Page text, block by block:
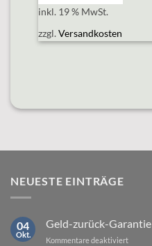
inkl. 19 % MwSt.
zzgl.Versandkosten
NEUESTE EINTRÄGE
04
Okt.
Geld-zurück-Garantie
Kommentare deaktiviertfür